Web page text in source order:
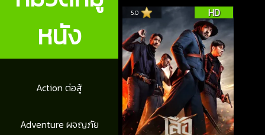
หนัง
Action ต่อสู้
Adventure ผจญภัย
5.0 HD